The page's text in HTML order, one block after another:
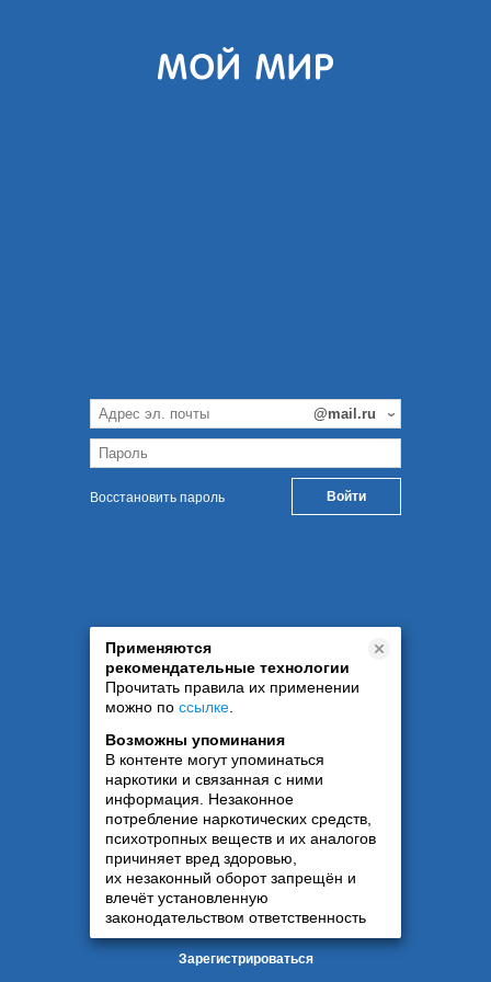
Восстановить пароль
Применяются
рекомендательные технологии
Прочитать правила их применении
можно по ссылке
Возможны упоминания
В контенте могут упоминаться
наркотики и связанная с ними
информация. Незаконное
потребление наркотических средств,
психотропных веществ и их аналогов
причиняет вред здоровью,
их незаконный оборот запрещён и
влечёт установленную
законодательством ответственность
Зарегистрироваться